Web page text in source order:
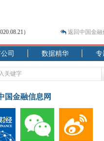
）
）
构性失衡藏
返回中国金
公司 数据精华 专
国金融信息网